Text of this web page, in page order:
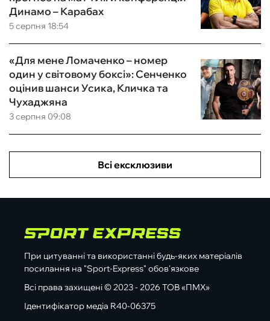
5 серпня 18:54
Динамо – Карабах
3 серпня 09:08
«Для мене Ломаченко – номер
один у світовому боксі»: Сенченко
оцінив шанси Усика, Кличка та
Чухаджяна
Всі ексклюзиви
При цитуванні та використанні будь-яких матеріалів
посилання на "Sport-Express" обов'язкове
Всі права захищені © 2023 - 2026 ТОВ «ПМХ»
Ідентифікатор медіа R40-06375